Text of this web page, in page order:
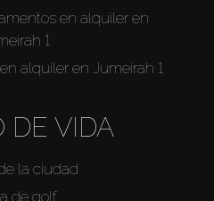
en alquiler en
1
alquiler en Jumeirah 1
DE VIDA
la ciudad
de golf